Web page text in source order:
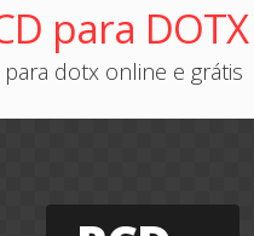
para DOTX
dotx online e grátis